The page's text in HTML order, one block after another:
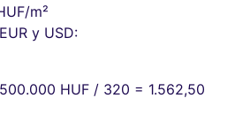
m²
y USD:
HUF / 320 = 1.562,50